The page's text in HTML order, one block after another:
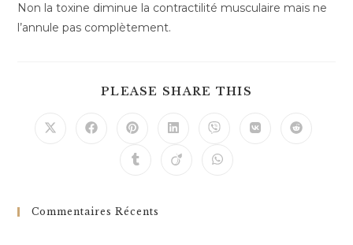
Non la toxine diminue la contractilité musculaire mais ne
l’annule pas complètement.
PLEASE SHARE THIS
Commentaires Récents